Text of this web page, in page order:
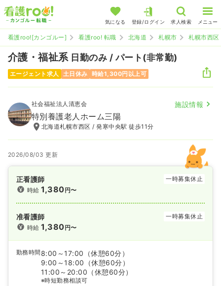
気になる 登録/ログイン 求人検索 メニュー
看護roo![カンゴルー] 看護roo! 転職 北海道 札幌市 札幌市西区
介護・福祉系 日勤のみ / パート(非常勤)
エージェント求人 土日休み 時給1,300円以上可
社会福祉法人清恵会 施設情報
特別養護老人ホーム三陽
北海道札幌市西区 / 発寒中央駅 徒歩11分
2026/08/03 更新
正看護師
一時募集休止
時給1,380円〜
准看護師
一時募集休止
時給1,380円〜
勤務時間 8:00～17:00
（休憩60分）
9:00～18:00
（休憩60分）
11:00～20:00 （休憩60分）
※時短勤務相談可